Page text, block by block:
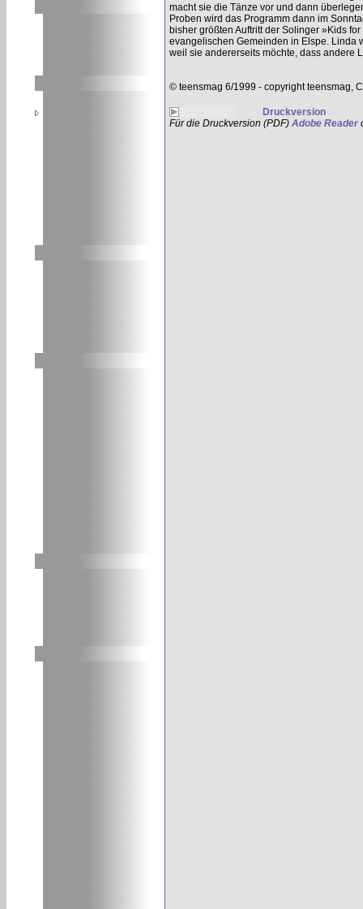
macht sie die Tänze vor und dann
Proben wird das Programm dann im
bisher größten Auftritt der Solinger »Kids
evangelischen Gemeinden in Elspe. Linda
weil sie andererseits möchte, dass andere
© teensmag 6/1999 - copyright teensmag,
Druckversion
Für die Druckversion (PDF) Adobe Reader